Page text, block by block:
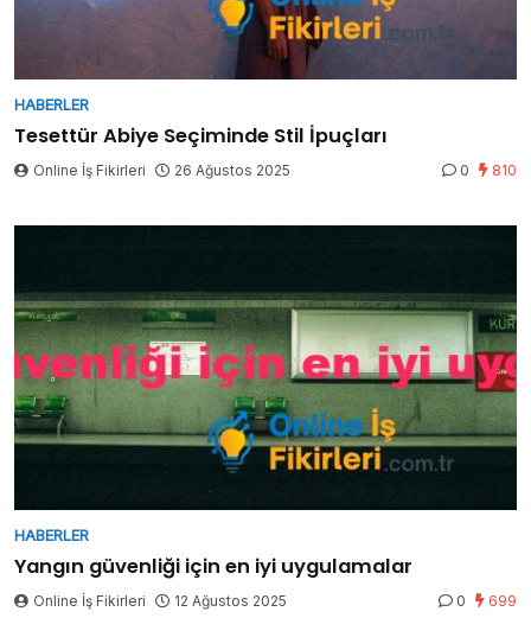
HABERLER
Tesettür Abiye Seçiminde Stil İpuçları
Online İş Fikirleri 26 Ağustos 2025 0 810
HABERLER
Yangın güvenliği için en iyi uygulamalar
Online İş Fikirleri 12 Ağustos 2025 0 699